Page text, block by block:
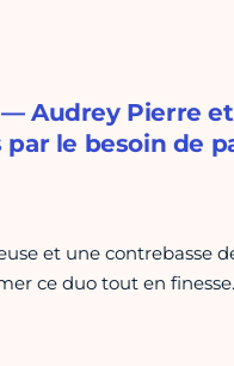
Audrey Pierre
le besoin de
et une contrebasse
ce duo tout en finesse.